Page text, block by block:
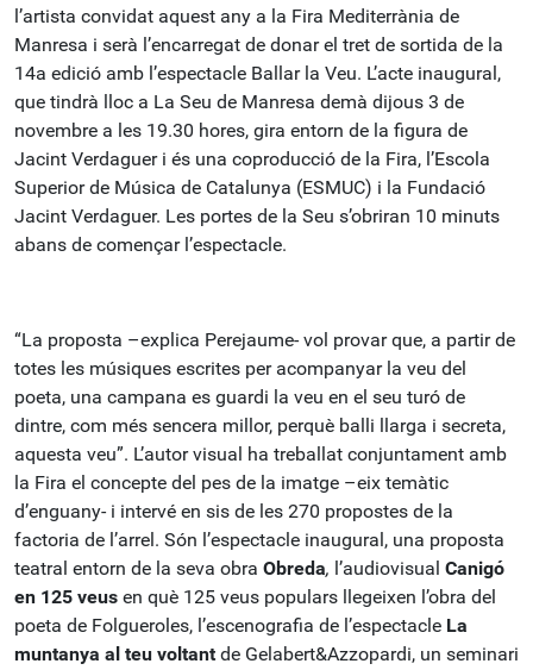
l’artista convidat aquest any a la Fira Mediterrània de
Manresa i serà l’encarregat de donar el tret de sortida de la
14a edició amb l’espectacle Ballar la Veu. L’acte inaugural,
que tindrà lloc a La Seu de Manresa demà dijous 3 de
novembre a les 19.30 hores, gira entorn de la figura de
Jacint Verdaguer i és una coproducció de la Fira, l’Escola
Superior de Música de Catalunya (ESMUC) i la Fundació
Jacint Verdaguer. Les portes de la Seu s’obriran 10 minuts
abans de començar l’espectacle.
“La proposta –explica Perejaume- vol provar que, a partir de
totes les músiques escrites per acompanyar la veu del
poeta, una campana es guardi la veu en el seu turó de
dintre, com més sencera millor, perquè balli llarga i secreta,
aquesta veu”. L’autor visual ha treballat conjuntament amb
la Fira el concepte del pes de la imatge –eix temàtic
d’enguany- i intervé en sis de les 270 propostes de la
factoria de l’arrel. Són l’espectacle inaugural, una proposta
teatral entorn de la seva obra Obreda, l’audiovisual Canigó
en 125 veus en què 125 veus populars llegeixen l’obra del
poeta de Folgueroles, l’escenografia de l’espectacle La
muntanya al teu voltant de Gelabert&Azzopardi, un seminari